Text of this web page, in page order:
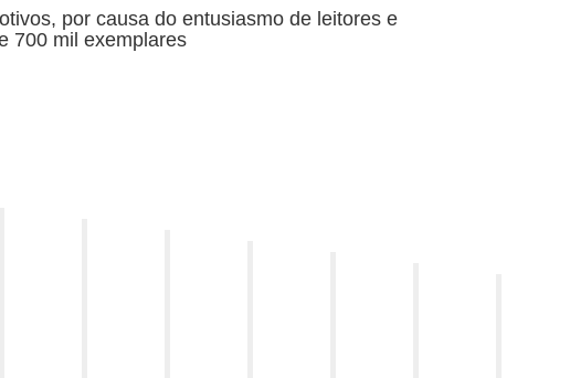
por causa do entusiasmo de leitores e
700 mil exemplares